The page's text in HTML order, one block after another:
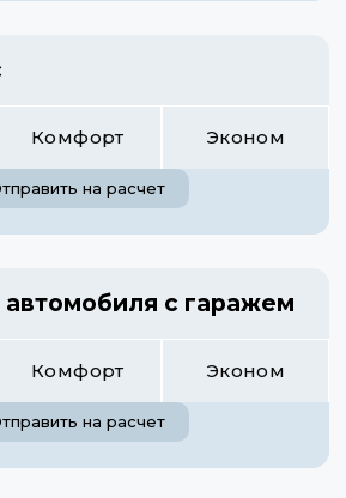
Комфорт Эконом
на расчет
с гаражем
Комфорт Эконом
на расчет